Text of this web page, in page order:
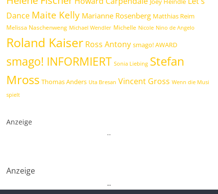
Dance Maite Kelly Marianne Rosenberg Matthias Reim
Melissa Naschenweng Michael Wendler Michelle Nicole Nino de Angelo
Roland Kaiser Ross Antony smago! AWARD
smago! INFORMIERT Sonia Liebing Stefan
Mross Thomas Anders Uta Bresan Vincent Gross Wenn die Musi
spielt
Anzeige
..
Anzeige
..